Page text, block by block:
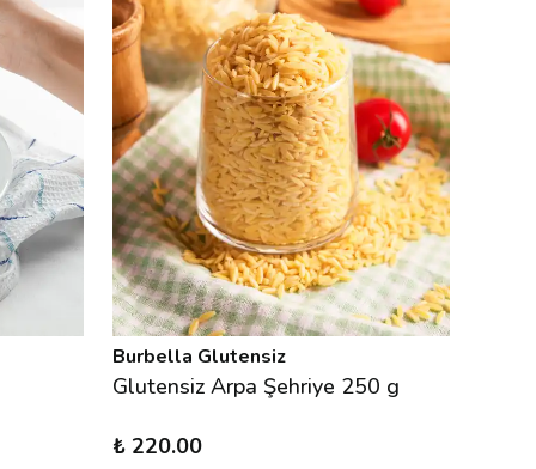
Burbella Glutensiz
Glutensiz Arpa Şehriye 250 g
₺ 220.00